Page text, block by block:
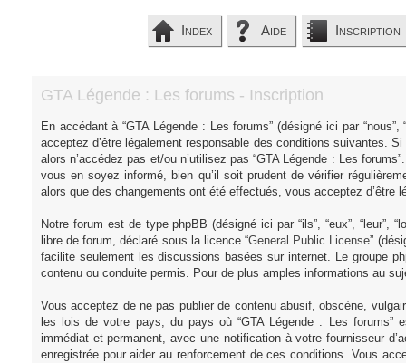
Index Aide Inscription
GTA Légende : Les forums - Inscription
En accédant à “GTA Légende : Les forums” (désigné ici par
acceptez d’être légalement responsable des conditions suivantes.
alors n’accédez pas et/ou n’utilisez pas “GTA Légende : Les
vous en soyez informé, bien qu’il soit prudent de vérifier
alors que des changements ont été effectués, vous acceptez
Notre forum est de type phpBB (désigné ici par “ils”, “eux”, “leur”,
libre de forum, déclaré sous la licence “General Public License”
facilite seulement les discussions basées sur internet. Le groupe
contenu ou conduite permis. Pour de plus amples informations au
Vous acceptez de ne pas publier de contenu abusif, obscène,
les lois de votre pays, du pays où “GTA Légende : Les
immédiat et permanent, avec une notification à votre fournisseur
enregistrée pour aider au renforcement de ces conditions. Vous